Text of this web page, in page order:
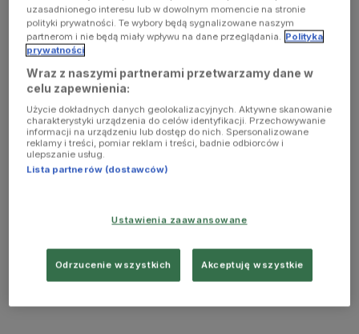
uzasadnionego interesu lub w dowolnym momencie na stronie
polityki prywatności. Te wybory będą sygnalizowane naszym
partnerom i nie będą miały wpływu na dane przeglądania. Polityka
prywatności
Wraz z naszymi partnerami przetwarzamy dane w
celu zapewnienia:
Użycie dokładnych danych geolokalizacyjnych. Aktywne skanowanie
charakterystyki urządzenia do celów identyfikacji. Przechowywanie
informacji na urządzeniu lub dostęp do nich. Spersonalizowane
reklamy i treści, pomiar reklam i treści, badnie odbiorców i
ulepszanie usług.
Lista partnerów (dostawców)
Ustawienia zaawansowane
Odrzucenie wszystkich Akceptuję wszystkie